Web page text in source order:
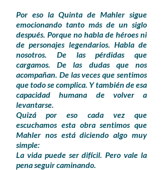
Por eso la Quinta de Mahler sigue
emocionando tanto más de un siglo
después. Porque no habla de héroes ni
de personajes legendarios. Habla de
nosotros. De las pérdidas que
cargamos. De las dudas que nos
acompañan. De las veces que sentimos
que todo se complica. Y también de esa
capacidad humana de volver a
levantarse.
Quizá por eso cada vez que
escuchamos esta obra sentimos que
Mahler nos está diciendo algo muy
simple:
La vida puede ser difícil. Pero vale la
pena seguir caminando.